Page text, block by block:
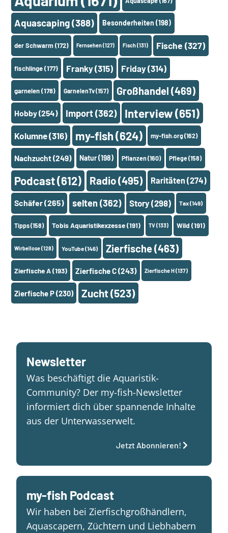
Aquascaping(388) Besonderheiten (198)
der Schwarm(172) Fernsehen(127) Fisch(131) Fische (327)
fischlinge(177) Franky(315) Friday(314)
garnelen(178) GarnelenTv(157) Großhandel (469)
Hobby(254) Import(362) Interview(651)
Kolumne(316) my-fish(624) my-fish.org(162)
Nachzucht(249) Natur(198) Pflanzen(160) Pflege(158)
Podcast(612) Radio(495) Raritäten (274)
Schäfer(265) selten (362) Story (298) Tax(149)
Tipps(158) Tobis Aquaristikexzesse(191) TV(133) Wild (191)
Wirbellose(128) YouTube(146) Zierfische(463)
Zierfische A(193) Zierfische C(243) Zierfische H(137)
Zierfische P(230) Zucht(523)
Newsletter
Was beschäftigt die Aquaristik-
Community? Der my-fish-Newsletter
informiert dich über spannende Inhalte
aus der Unterwasserwelt.
Jetzt Abonnieren!
my-fish Podcast
Wir haben bei Zierfischgroßhändlern,
Aquascapern, Züchtern und Liebhabern